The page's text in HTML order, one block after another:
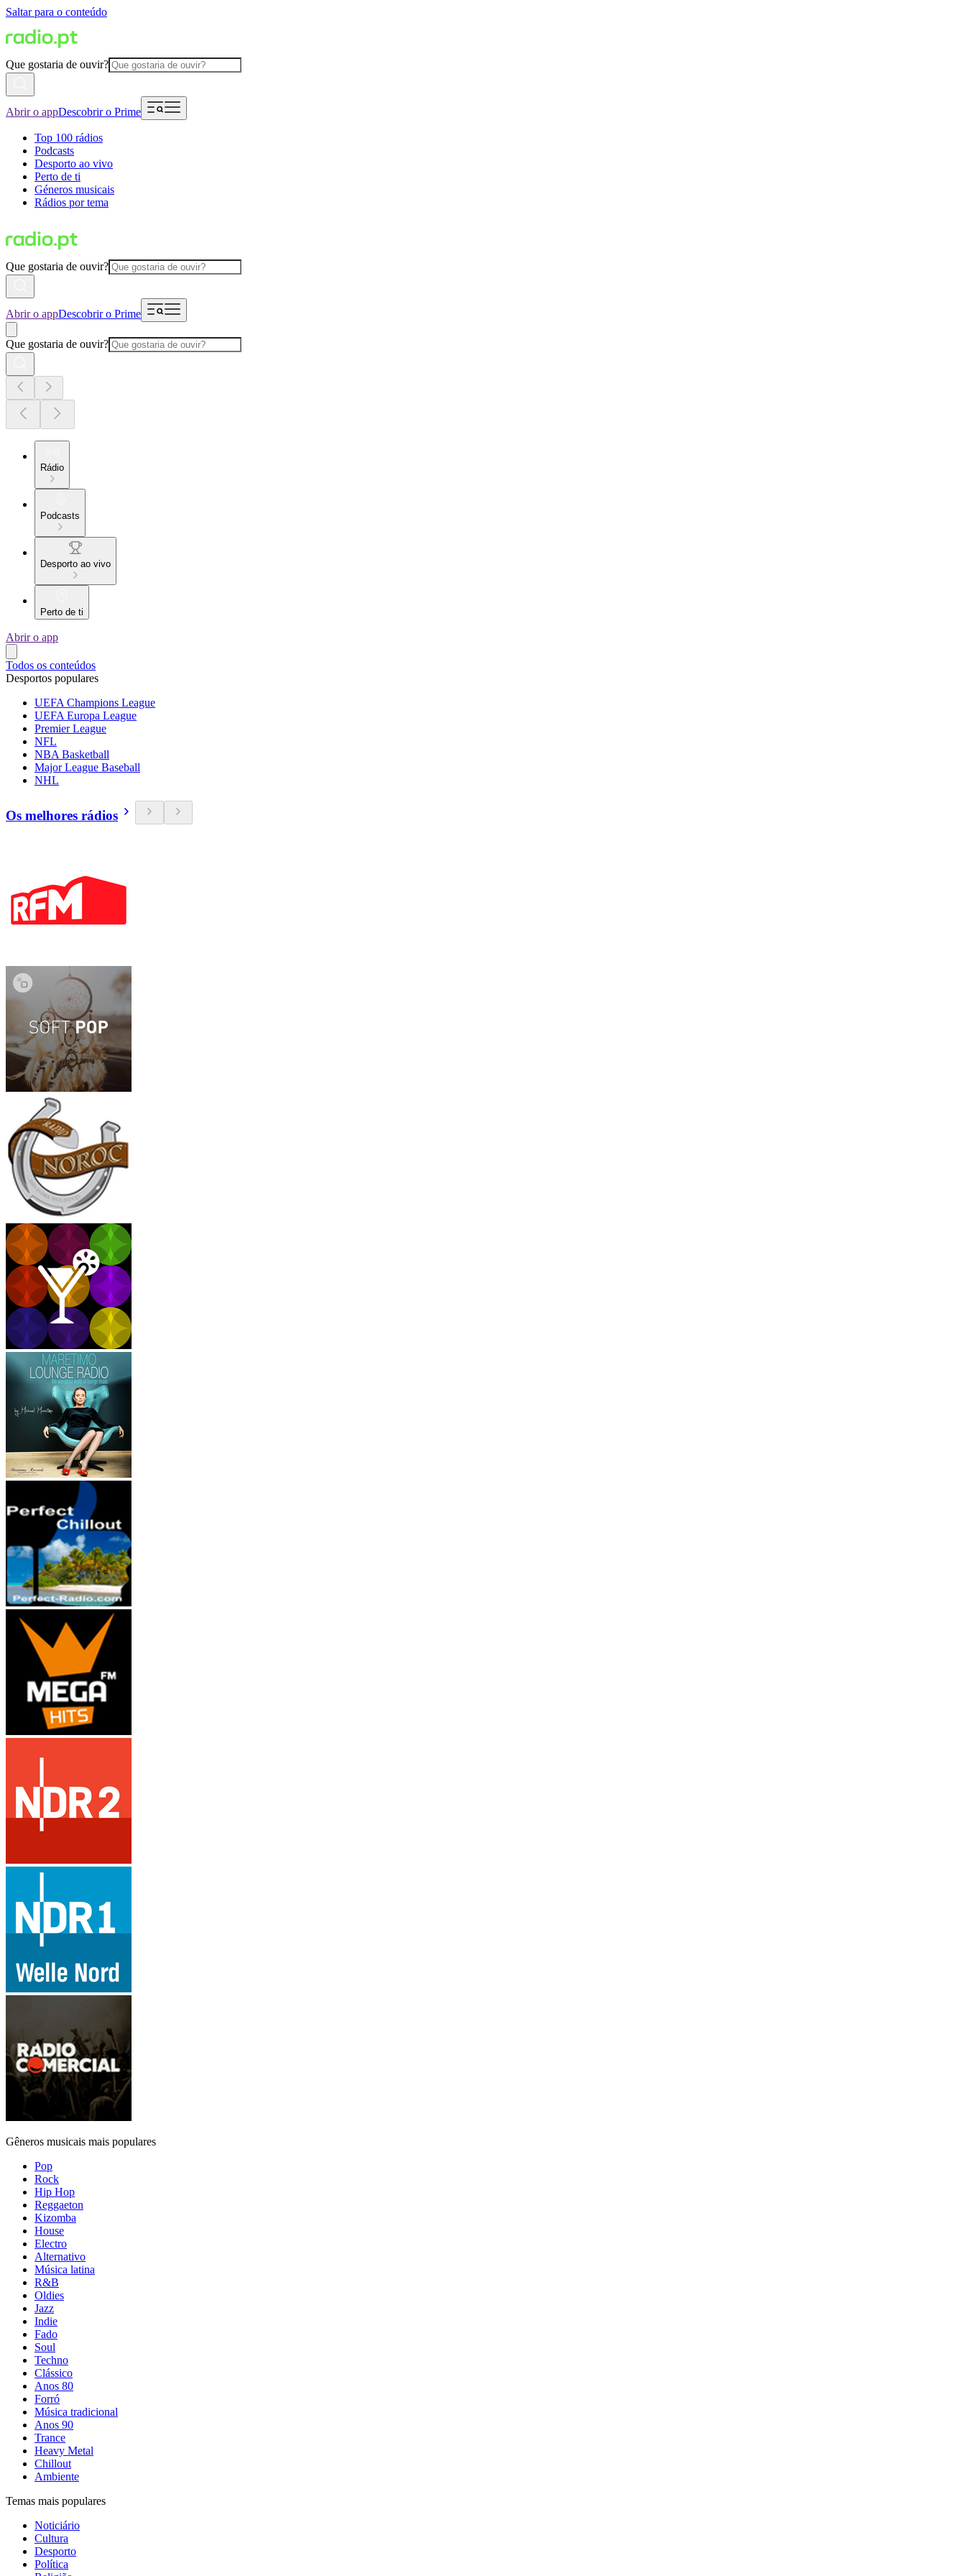
Saltar para o conteúdo
Que gostaria de ouvir?
Abrir o appDescobrir o Prime
Top 100 rádios
Podcasts
Desporto ao vivo
Perto de ti
Géneros musicais
Rádios por tema
Que gostaria de ouvir?
Abrir o appDescobrir o Prime
Que gostaria de ouvir?
Rádio
Podcasts
Desporto ao vivo
Perto de ti
Abrir o app
Todos os conteúdos
Desportos populares
UEFA Champions League
UEFA Europa League
Premier League
NFL
NBA Basketball
Major League Baseball
NHL
Os melhores rádios
Gêneros musicais mais populares
Pop
Rock
Hip Hop
Reggaeton
Kizomba
House
Electro
Alternativo
Música latina
R&B
Oldies
Jazz
Indie
Fado
Soul
Techno
Clássico
Anos 80
Forró
Música tradicional
Anos 90
Trance
Heavy Metal
Chillout
Ambiente
Temas mais populares
Noticiário
Cultura
Desporto
Política